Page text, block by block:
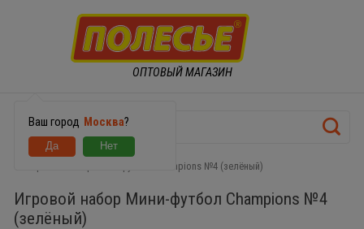
ОПТОВЫЙ МАГАЗИН
Ваш город Москва?
Игровой набор Мини-футбол Champions №4 (зелёный)
Игровой набор Мини-футбол Champions №4
(зелёный)